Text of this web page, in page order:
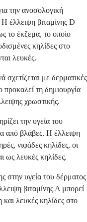
την ανοσολογική
έλλειψη βιταμίνης D
το έκζεμα, το οποίο
κηλίδες στο
λευκές.
με δερματικές
τη δημιουργία
χρωστικής.
την υγεία του
από βλάβες. Η έλλειψη
νιφάδες κηλίδες, οι
ως λευκές κηλίδες.
στην υγεία του δέρματος
βιταμίνης Α μπορεί
λευκές κηλίδες στο